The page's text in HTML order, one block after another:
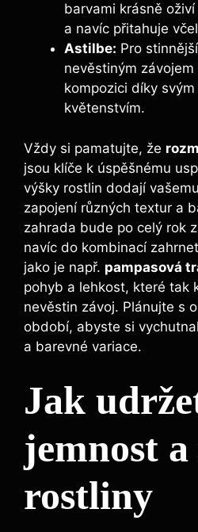
barvami krásně
a navíc přitahuje
Astilbe: Pro
nevěstiným
kompozici díky
květenstvím.
Vždy si pamatujte, že
jsou klíče k úspěšnému
výšky rostlin dodají
zapojení různých textur a
zahrada bude po celý rok
navíc do kombinací
jako je např. pampasová
pohyb a lehkost, které tak
nevěstin závoj. Plánujte s
období, abyste si
a barevné variace.
Jak
jemnost
rostliny